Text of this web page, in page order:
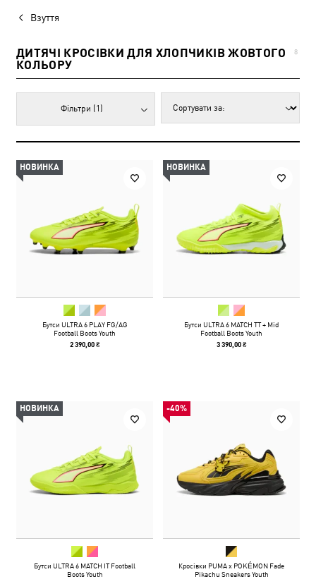
Взуття
ДИТЯЧІ КРОСІВКИ ДЛЯ ХЛОПЧИКІВ ЖОВТОГО
КОЛЬОРУ
8
Фільтри (1)
НОВИНКА
Бутси ULTRA 6 PLAY FG/AG
Football Boots Youth
2 390,00 ₴
НОВИНКА
Бутси ULTRA 6 MATCH TT + Mid
Football Boots Youth
3 390,00 ₴
НОВИНКА
Бутси ULTRA 6 MATCH IT Football
Boots Youth
-40%
Кросівки PUMA x POKÉMON Fade
Pikachu Sneakers Youth